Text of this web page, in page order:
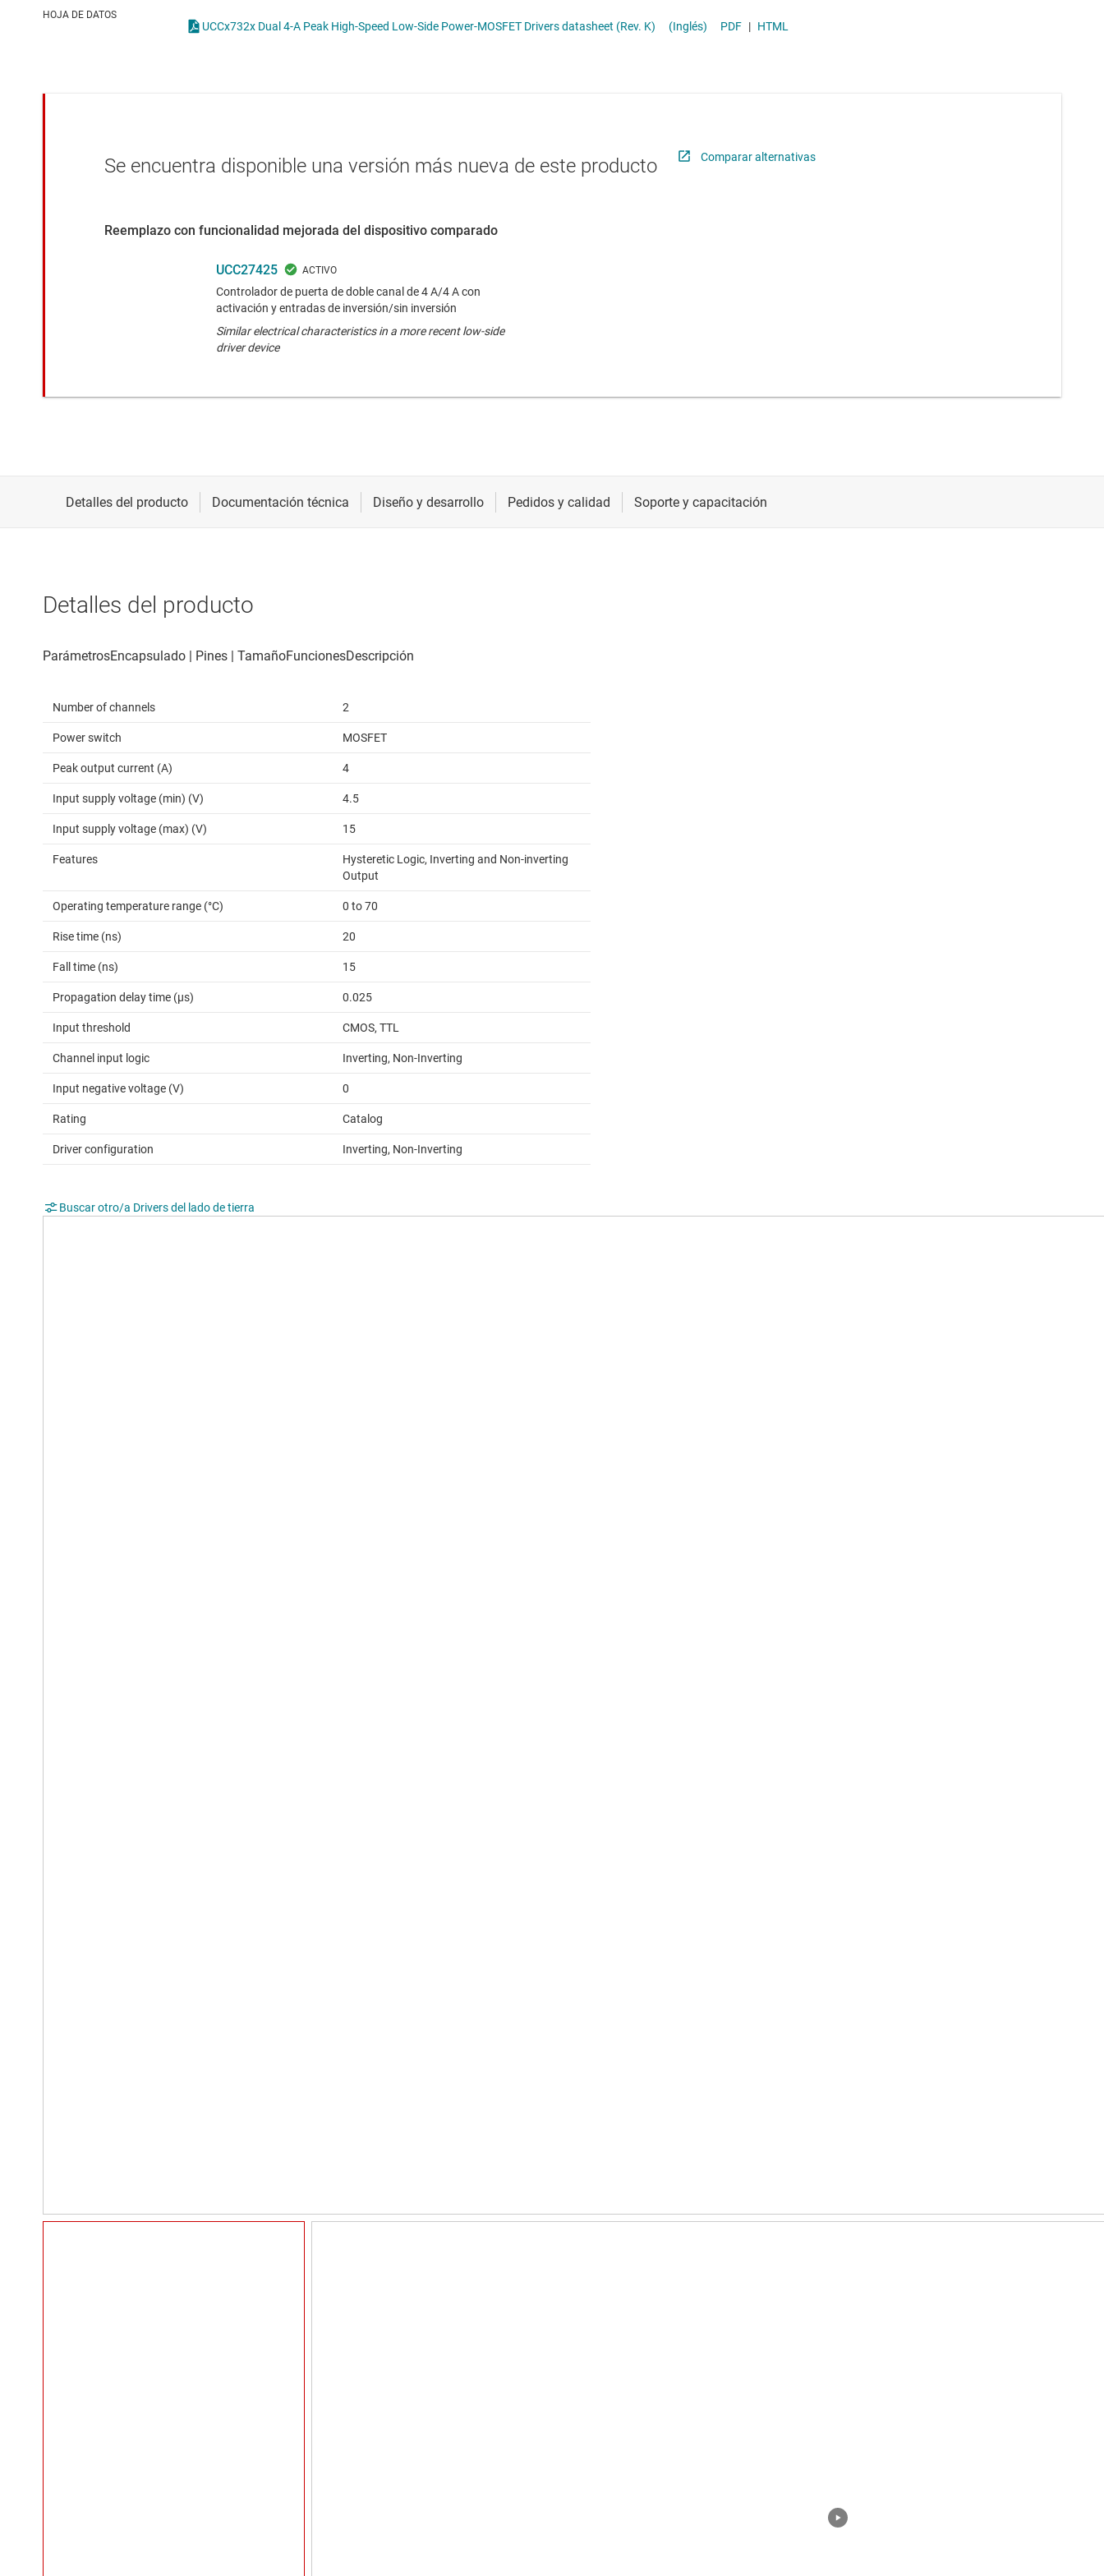
HOJA DE DATOS
UCCx732x Dual 4-A Peak High-Speed Low-Side Power-MOSFET Drivers datasheet (Rev. K) (Inglés) PDF | HTML
Se encuentra disponible una versión más nueva de este producto Comparar alternativas
Reemplazo con funcionalidad mejorada del dispositivo comparado
UCC27425
Controlador de puerta de doble canal de 4 A/4 A con
activación y entradas de inversión/sin inversión
Similar electrical characteristics in a more recent low-side
driver device
Detalles del producto
Number of channels 2
Power switch MOSFET
Peak output current (A) 4
Input supply voltage (min) (V) 4.5
Input supply voltage (max) (V) 15
Features
Hysteretic Logic, Inverting and Non-inverting
Output
Operating temperature range (°C) 0 to 70
Rise time (ns) 20
Fall time (ns) 15
Propagation delay time (µs) 0.025
Input threshold CMOS, TTL
Channel input logic Inverting, Non-Inverting
Input negative voltage (V) 0
Rating Catalog
Driver configuration Inverting, Non-Inverting
Buscar otro/a Drivers del lado de tierra